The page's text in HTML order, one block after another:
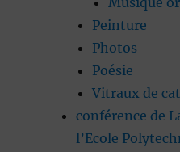
Peinture
Photos
Poésie
Vitraux de
conférence de
l’Ecole